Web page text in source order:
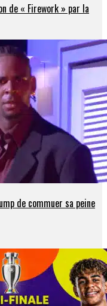
de « Firework » par la
de commuer sa peine